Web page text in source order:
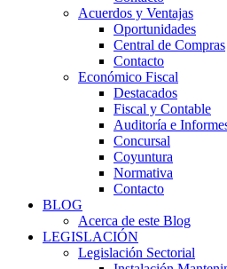
Acuerdos y Ventajas
Oportunidades
Central de Compras
Contacto
Económico Fiscal
Destacados
Fiscal y Contable
Auditoría e
Concursal
Coyuntura
Normativa
Contacto
BLOG
Acerca de este Blog
LEGISLACIÓN
Legislación Sectorial